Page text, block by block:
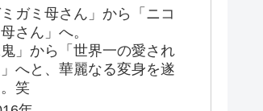
ミガミ母さん」から「ニコ
さん」へ。
鬼」から「世界一の愛され
へと、華麗なる変身を遂
笑